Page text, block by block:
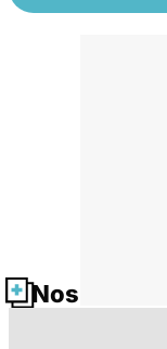
Nos fiches